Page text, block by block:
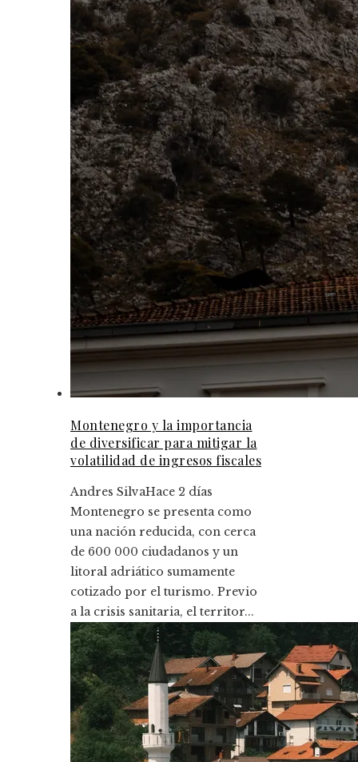
Montenegro y la importancia
de diversificar para mitigar la
volatilidad de ingresos fiscales
Andres SilvaHace 2 días
Montenegro se presenta como
una nación reducida, con cerca
de 600 000 ciudadanos y un
litoral adriático sumamente
cotizado por el turismo. Previo
a la crisis sanitaria, el territor...